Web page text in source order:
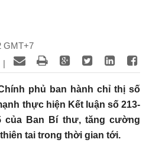
GMT+7
|
phủ ban hành chỉ thị số
thực hiện Kết luận số 213-
của Ban Bí thư, tăng cường
tai trong thời gian tới.